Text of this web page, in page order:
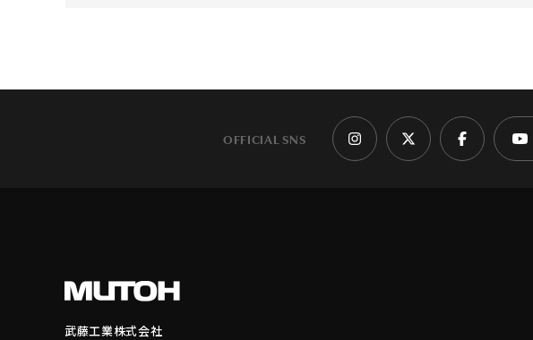
OFFICIAL SNS
武藤工業株式会社